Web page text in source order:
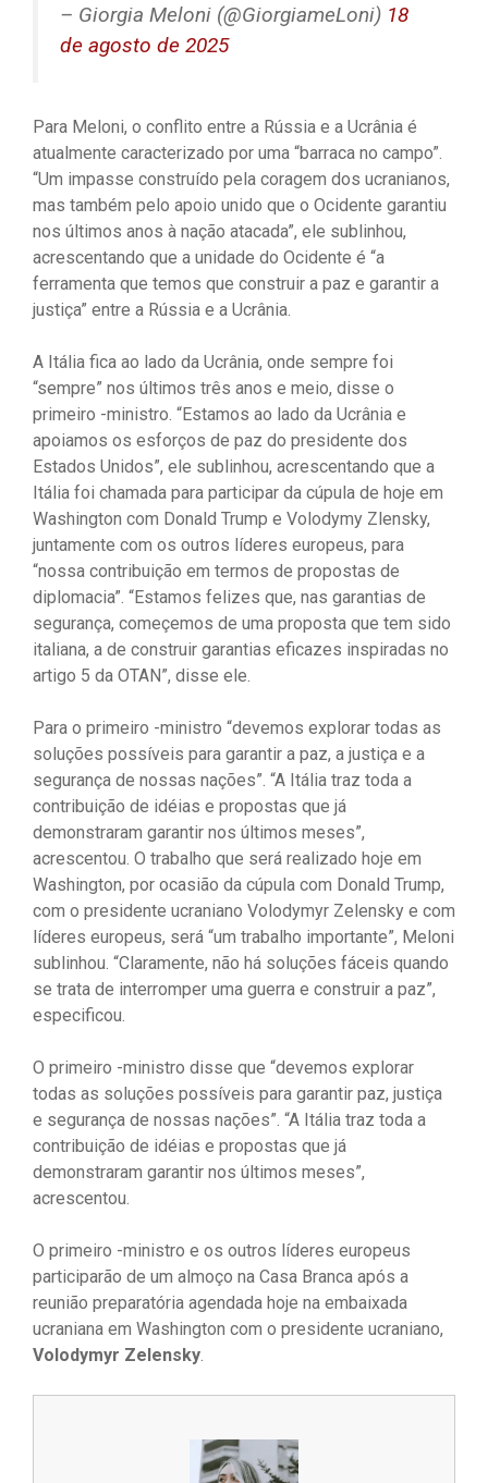
– Giorgia Meloni (@GiorgiameLoni) 18
de agosto de 2025
Para Meloni, o conflito entre a Rússia e a Ucrânia é
atualmente caracterizado por uma “barraca no campo”.
“Um impasse construído pela coragem dos ucranianos,
mas também pelo apoio unido que o Ocidente garantiu
nos últimos anos à nação atacada”, ele sublinhou,
acrescentando que a unidade do Ocidente é “a
ferramenta que temos que construir a paz e garantir a
justiça” entre a Rússia e a Ucrânia.
A Itália fica ao lado da Ucrânia, onde sempre foi
“sempre” nos últimos três anos e meio, disse o
primeiro -ministro. “Estamos ao lado da Ucrânia e
apoiamos os esforços de paz do presidente dos
Estados Unidos”, ele sublinhou, acrescentando que a
Itália foi chamada para participar da cúpula de hoje em
Washington com Donald Trump e Volodymy Zlensky,
juntamente com os outros líderes europeus, para
“nossa contribuição em termos de propostas de
diplomacia”. “Estamos felizes que, nas garantias de
segurança, começemos de uma proposta que tem sido
italiana, a de construir garantias eficazes inspiradas no
artigo 5 da OTAN”, disse ele.
Para o primeiro -ministro “devemos explorar todas as
soluções possíveis para garantir a paz, a justiça e a
segurança de nossas nações”. “A Itália traz toda a
contribuição de idéias e propostas que já
demonstraram garantir nos últimos meses”,
acrescentou. O trabalho que será realizado hoje em
Washington, por ocasião da cúpula com Donald Trump,
com o presidente ucraniano Volodymyr Zelensky e com
líderes europeus, será “um trabalho importante”, Meloni
sublinhou. “Claramente, não há soluções fáceis quando
se trata de interromper uma guerra e construir a paz”,
especificou.
O primeiro -ministro disse que “devemos explorar
todas as soluções possíveis para garantir paz, justiça
e segurança de nossas nações”. “A Itália traz toda a
contribuição de idéias e propostas que já
demonstraram garantir nos últimos meses”,
acrescentou.
O primeiro -ministro e os outros líderes europeus
participarão de um almoço na Casa Branca após a
reunião preparatória agendada hoje na embaixada
ucraniana em Washington com o presidente ucraniano,
Volodymyr Zelensky